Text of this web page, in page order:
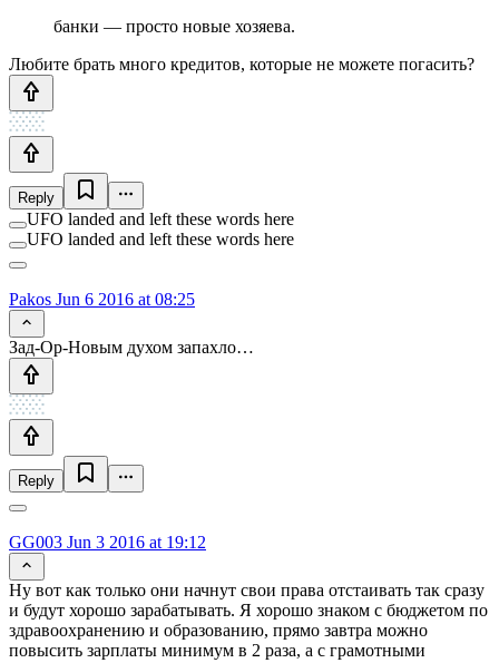
банки — просто новые хозяева.
Любите брать много кредитов, которые не можете погасить?
Reply
UFO landed and left these words here
UFO landed and left these words here
Pakos Jun 6 2016 at 08:25
Зад-Ор-Новым духом запахло…
Reply
GG003 Jun 3 2016 at 19:12
Ну вот как только они начнут свои права отстаивать так сразу
и будут хорошо зарабатывать. Я хорошо знаком с бюджетом по
здравоохранению и образованию, прямо завтра можно
повысить зарплаты минимум в 2 раза, а с грамотными